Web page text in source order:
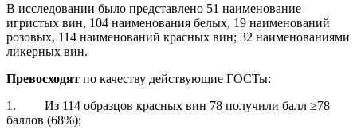
В исследовании было представлено 51 наименование
игристых вин, 104 наименования белых, 19 наименований
розовых, 114 наименований красных вин; 32 наименованиями
ликерных вин.
Превосходят по качеству действующие ГОСТы:
1. Из 114 образцов красных вин 78 получили балл ≥78
баллов (68%);